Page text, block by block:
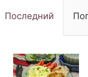
Последний